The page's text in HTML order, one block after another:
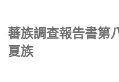
蕃族調查報告書第
夏族